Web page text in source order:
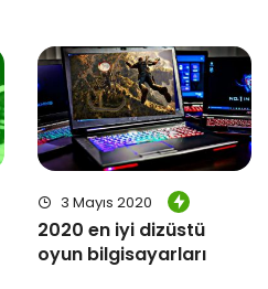
3 Mayıs 2020
2020 en iyi dizüstü
oyun bilgisayarları